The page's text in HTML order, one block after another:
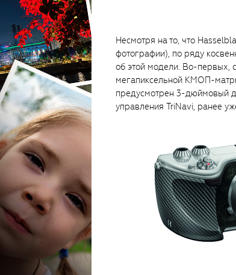
Несмотря на то, что
фотографии), по ряду
об этой модели. Во-первых,
мегапиксельной КМОП-
предусмотрен 3-дюймовый
управления TriNavi, ранее